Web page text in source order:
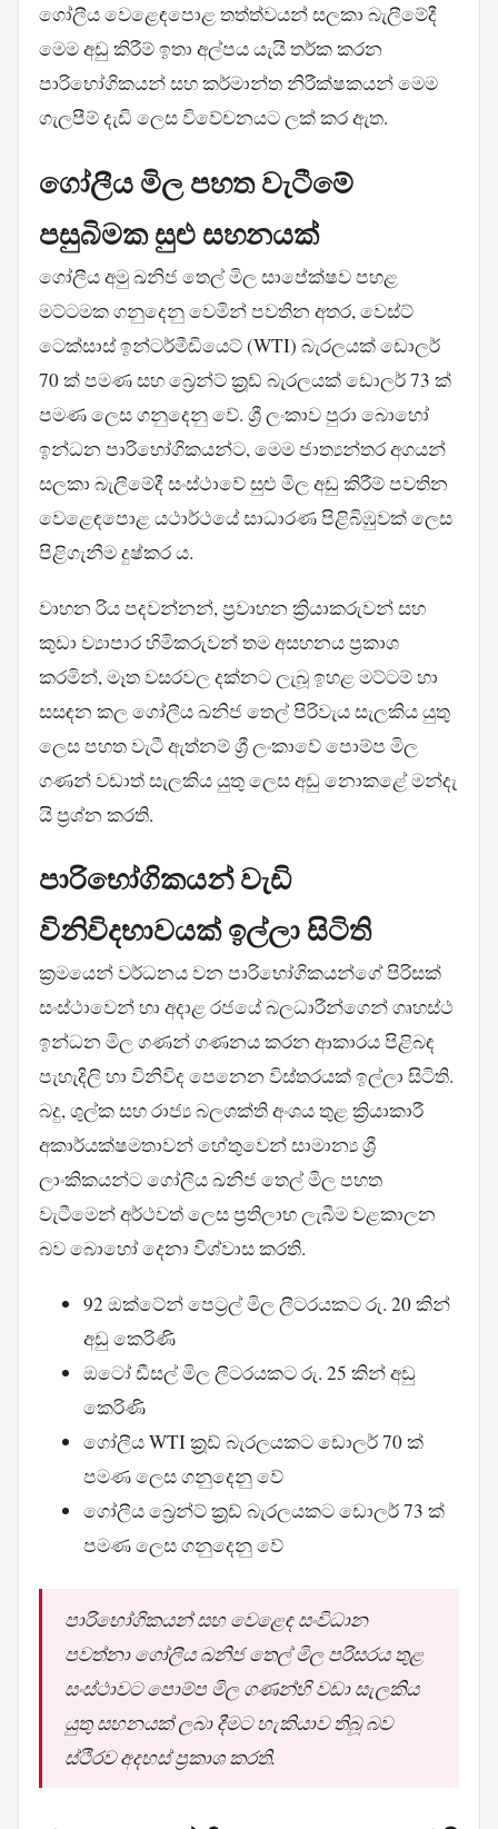
ගෝලීය වෙළෙඳපොළ තත්ත්වයන් සලකා බැලීමේදී
මෙම අඩු කිරීම් ඉතා අල්පය යැයි තර්ක කරන
පාරිභෝගිකයන් සහ කර්මාන්ත නිරීක්ෂකයන් මෙම
ගැලපීම් දැඩි ලෙස විවේචනයට ලක් කර ඇත.
ගෝලීය මිල පහත වැටීමේ
පසුබිමක සුළු සහනයක්
ගෝලීය අමු ඛනිජ තෙල් මිල සාපේක්ෂව පහළ
මට්ටමක ගනුදෙනු වෙමින් පවතින අතර, වෙස්ට්
ටෙක්සාස් ඉන්ටර්මීඩියෙට් (WTI) බැරලයක් ඩොලර්
70 ක් පමණ සහ බ්‍රෙන්ට් ක්‍රූඩ් බැරලයක් ඩොලර් 73 ක්
පමණ ලෙස ගනුදෙනු වේ. ශ්‍රී ලංකාව පුරා බොහෝ
ඉන්ධන පාරිභෝගිකයන්ට, මෙම ජාත්‍යන්තර අගයන්
සලකා බැලීමේදී සංස්ථාවේ සුළු මිල අඩු කිරීම් පවතින
වෙළෙඳපොළ යථාර්ථයේ සාධාරණ පිළිබිඹුවක් ලෙස
පිළිගැනීම දුෂ්කර ය.
වාහන රිය පදවන්නන්, ප්‍රවාහන ක්‍රියාකරුවන් සහ
කුඩා ව්‍යාපාර හිමිකරුවන් තම අසහනය ප්‍රකාශ
කරමින්, මෑත වසරවල දක්නට ලැබූ ඉහළ මට්ටම් හා
සසඳන කල ගෝලීය ඛනිජ තෙල් පිරිවැය සැලකිය යුතු
ලෙස පහත වැටී ඇත්නම් ශ්‍රී ලංකාවේ පොම්ප මිල
ගණන් වඩාත් සැලකිය යුතු ලෙස අඩු නොකළේ මන්දැ
යි ප්‍රශ්න කරති.
පාරිභෝගිකයන් වැඩි
විනිවිදභාවයක් ඉල්ලා සිටිති
ක්‍රමයෙන් වර්ධනය වන පාරිභෝගිකයන්ගේ පිරිසක්
සංස්ථාවෙන් හා අදාළ රජයේ බලධාරීන්ගෙන් ගෘහස්ථ
ඉන්ධන මිල ගණන් ගණනය කරන ආකාරය පිළිබඳ
පැහැදිලි හා විනිවිද පෙනෙන විස්තරයක් ඉල්ලා සිටිති.
බදු, ශුල්ක සහ රාජ්‍ය බලශක්ති අංශය තුළ ක්‍රියාකාරී
අකාර්යක්ෂමතාවන් හේතුවෙන් සාමාන්‍ය ශ්‍රී
ලාංකිකයන්ට ගෝලීය ඛනිජ තෙල් මිල පහත
වැටීමෙන් අර්ථවත් ලෙස ප්‍රතිලාභ ලැබීම වළකාලන
බව බොහෝ දෙනා විශ්වාස කරති.
92 ඔක්ටේන් පෙට්‍රල් මිල ලීටරයකට රු. 20 කින්
අඩු කෙරිණි
ඔටෝ ඩීසල් මිල ලීටරයකට රු. 25 කින් අඩු
කෙරිණි
ගෝලීය WTI ක්‍රූඩ් බැරලයකට ඩොලර් 70 ක්
පමණ ලෙස ගනුදෙනු වේ
ගෝලීය බ්‍රෙන්ට් ක්‍රූඩ් බැරලයකට ඩොලර් 73 ක්
පමණ ලෙස ගනුදෙනු වේ
පාරිභෝගිකයන් සහ වෙළෙඳ සංවිධාන
පවත්නා ගෝලීය ඛනිජ තෙල් මිල පරිසරය තුළ
සංස්ථාවට පොම්ප මිල ගණන්හි වඩා සැලකිය
යුතු සහනයක් ලබා දීමට හැකියාව තිබූ බව
ස්ථිරව අදහස් ප්‍රකාශ කරති.